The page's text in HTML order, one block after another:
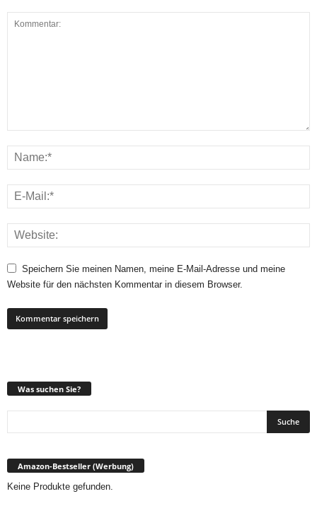
Speichern Sie meinen Namen, meine E-Mail-Adresse und meine
Website für den nächsten Kommentar in diesem Browser.
Was suchen Sie?
Amazon-Bestseller (Werbung)
Keine Produkte gefunden.